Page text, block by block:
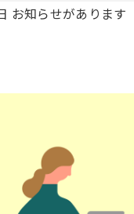
お知らせがあります